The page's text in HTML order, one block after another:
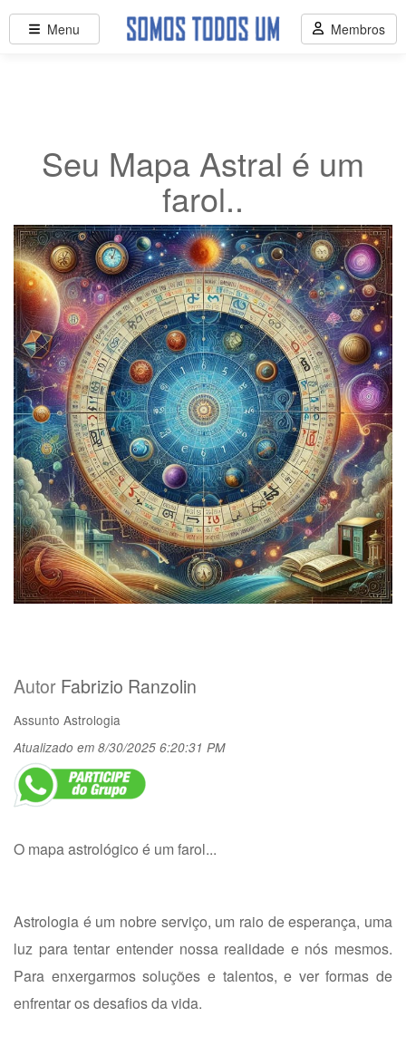
Seu Mapa Astral é um
farol..
Autor Fabrizio Ranzolin
Assunto Astrologia
Atualizado em 8/30/2025 6:20:31 PM
O mapa astrológico é um farol...
Astrologia é um nobre serviço, um raio de esperança, uma
luz para tentar entender nossa realidade e nós mesmos.
Para enxergarmos soluções e talentos, e ver formas de
enfrentar os desafios da vida.
Menu Membros